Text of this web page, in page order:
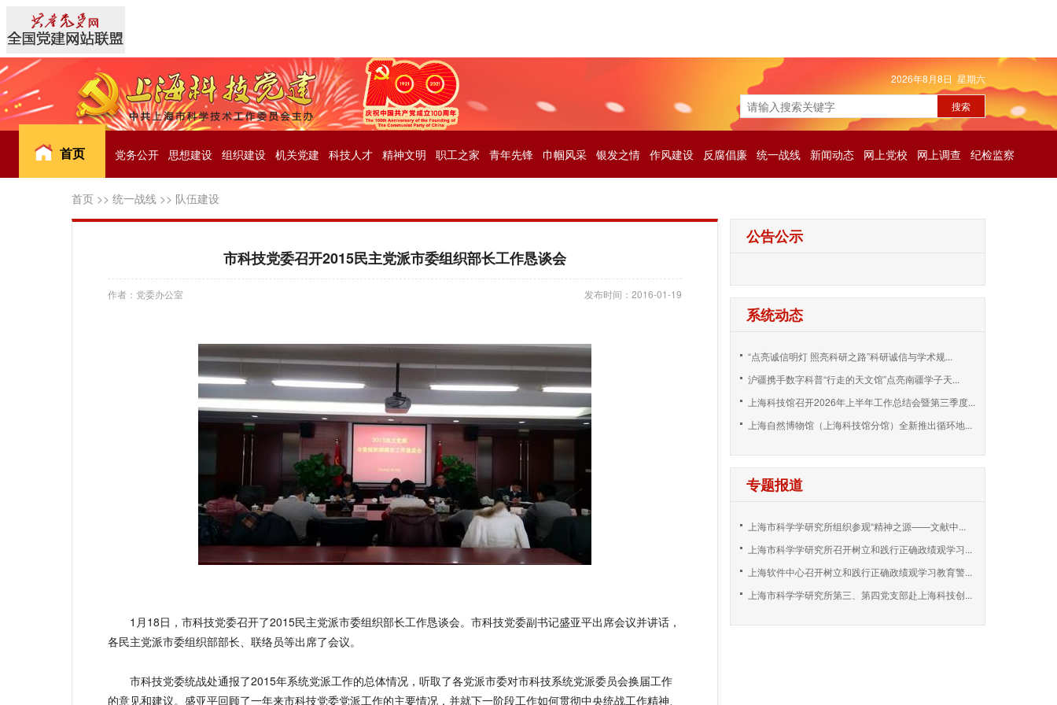
2026年8月8日 星期六
首页 党务公开 思想建设 组织建设 机关党建 科技人才 精神文明 职工之家 青年先锋 巾帼风采 银发之情 作风建设 反腐倡廉 统一战线 新闻动态 网上党校 网上调查 纪检监察
首页 >> 统一战线 >> 队伍建设
市科技党委召开2015民主党派市委组织部长工作恳谈会
作者：党委办公室 发布时间：2016-01-19
1月18日，市科技党委召开了2015民主党派市委组织部长工作恳谈会。市科技党委副书记盛亚平出席会议并讲话，
各民主党派市委组织部部长、联络员等出席了会议。
市科技党委统战处通报了2015年系统党派工作的总体情况，听取了各党派市委对市科技系统党派委员会换届工作
的意见和建议。盛亚平回顾了一年来市科技党委党派工作的主要情况，并就下一阶段工作如何贯彻中央统战工作精神、
公告公示
系统动态
“点亮诚信明灯 照亮科研之路”科研诚信与学术规...
沪疆携手数字科普“行走的天文馆”点亮南疆学子天...
上海科技馆召开2026年上半年工作总结会暨第三季度...
上海自然博物馆（上海科技馆分馆）全新推出循环地...
专题报道
上海市科学学研究所组织参观“精神之源——文献中...
上海市科学学研究所召开树立和践行正确政绩观学习...
上海软件中心召开树立和践行正确政绩观学习教育警...
上海市科学学研究所第三、第四党支部赴上海科技创...